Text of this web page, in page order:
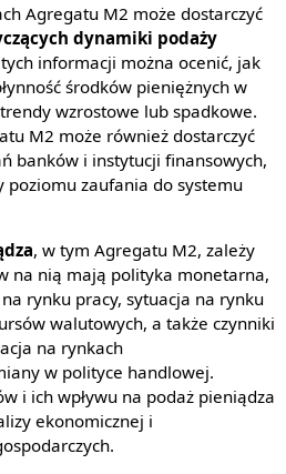
Agregatu M2 może dostarczyć
dynamiki podaży
informacji można ocenić, jak
środków pieniężnych w
wzrostowe lub spadkowe.
M2 może również dostarczyć
banków i instytucji finansowych,
poziomu zaufania do systemu
, w tym Agregatu M2, zależy
na nią mają polityka monetarna,
rynku pracy, sytuacja na rynku
walutowych, a także czynniki
na rynkach
w polityce handlowej.
i ich wpływu na podaż pieniądza
ekonomicznej i